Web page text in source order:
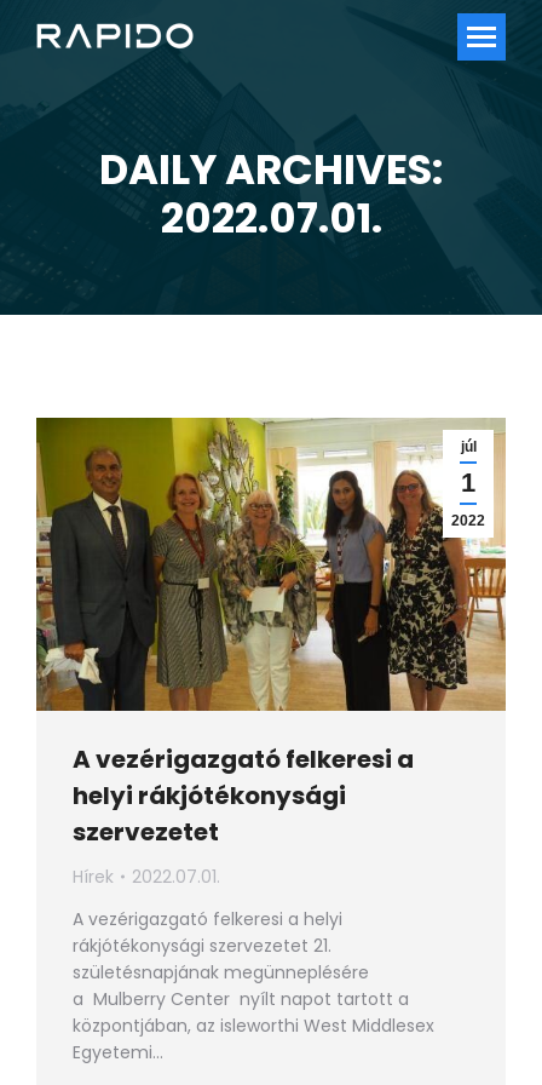
DAILY ARCHIVES:
2022.07.01.
You are here:
júl
1
2022
A vezérigazgató felkeresi a
helyi rákjótékonysági
szervezetet
Hírek
2022.07.01.
A vezérigazgató felkeresi a helyi
rákjótékonysági szervezetet 21.
születésnapjának megünneplésére
a Mulberry Center nyílt napot tartott a
központjában, az isleworthi West Middlesex
Egyetemi…